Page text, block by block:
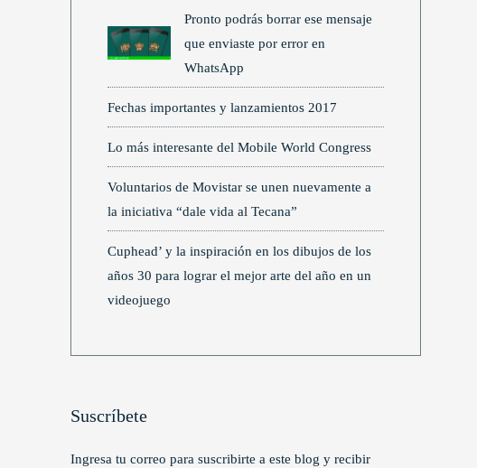
Pronto podrás borrar ese mensaje
que enviaste por error en
WhatsApp
Fechas importantes y lanzamientos 2017
Lo más interesante del Mobile World Congress
Voluntarios de Movistar se unen nuevamente a
la iniciativa “dale vida al Tecana”
Cuphead’ y la inspiración en los dibujos de los
años 30 para lograr el mejor arte del año en un
videojuego
Suscríbete
Ingresa tu correo para suscribirte a este blog y recibir